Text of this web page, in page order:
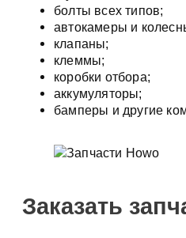
болты всех типов;
автокамеры и
клапаны;
клеммы;
коробки отбора;
аккумуляторы;
бамперы и другие
Заказать